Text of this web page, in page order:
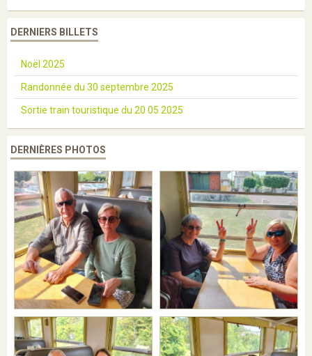
DERNIERS BILLETS
Noël 2025
Randonnée du 30 septembre 2025
Sortie train touristique du 20 05 2025
DERNIÈRES PHOTOS